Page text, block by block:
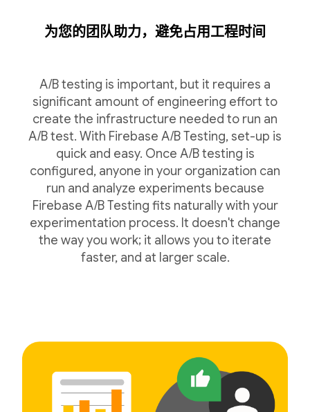
为您的团队助力，避免占用工程时间
A/B testing is important, but it requires a
significant amount of engineering effort to
create the infrastructure needed to run an
A/B test. With Firebase A/B Testing, set-up is
quick and easy. Once A/B testing is
configured, anyone in your organization can
run and analyze experiments because
Firebase A/B Testing fits naturally with your
experimentation process. It doesn't change
the way you work; it allows you to iterate
faster, and at larger scale.